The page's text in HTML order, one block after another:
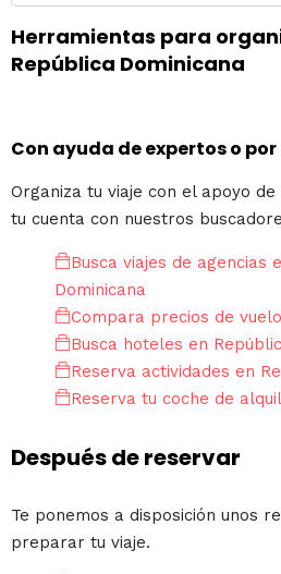
Herramientas para
República Dominicana
Con ayuda de expertos o
Organiza tu viaje con el apoyo
tu cuenta con nuestros
Busca viajes de agencias
Dominicana
Compara precios de
Busca hoteles en
Reserva actividades en
Reserva tu coche de
Después de reservar
Te ponemos a disposición unos
preparar tu viaje.